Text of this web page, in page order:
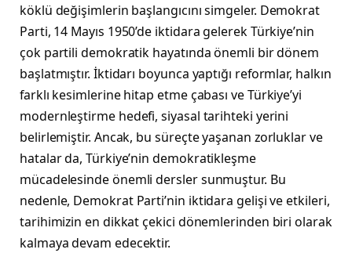
köklü değişimlerin başlangıcını simgeler. Demokrat
Parti, 14 Mayıs 1950’de iktidara gelerek Türkiye’nin
çok partili demokratik hayatında önemli bir dönem
başlatmıştır. İktidarı boyunca yaptığı reformlar, halkın
farklı kesimlerine hitap etme çabası ve Türkiye’yi
modernleştirme hedefi, siyasal tarihteki yerini
belirlemiştir. Ancak, bu süreçte yaşanan zorluklar ve
hatalar da, Türkiye’nin demokratikleşme
mücadelesinde önemli dersler sunmuştur. Bu
nedenle, Demokrat Parti’nin iktidara gelişi ve etkileri,
tarihimizin en dikkat çekici dönemlerinden biri olarak
kalmaya devam edecektir.